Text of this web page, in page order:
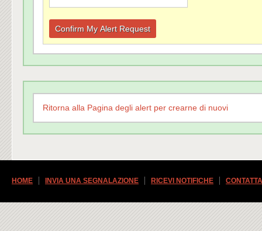
Ritorna alla Pagina degli alert per crearne di nuovi
HOME INVIA UNA SEGNALAZIONE RICEVI NOTIFICHE